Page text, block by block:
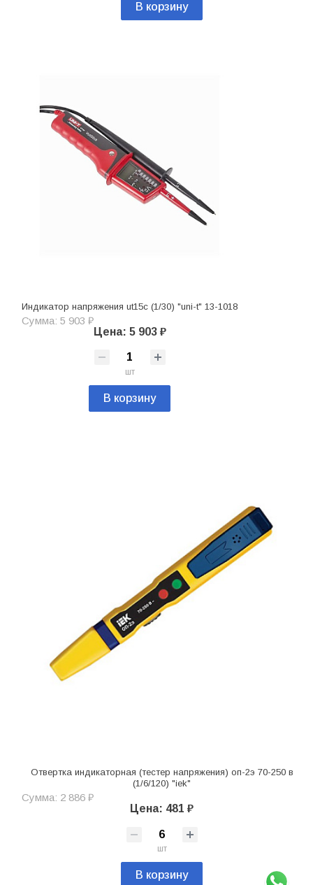
В корзину
Индикатор напряжения ut15c (1/30) "uni-t" 13-1018
Сумма: 5 903 ₽
Цена: 5 903 ₽
шт
В корзину
Отвертка индикаторная (тестер напряжения) оп-2э 70-250 в
(1/6/120) "iek"
Сумма: 2 886 ₽
Цена: 481 ₽
шт
В корзину